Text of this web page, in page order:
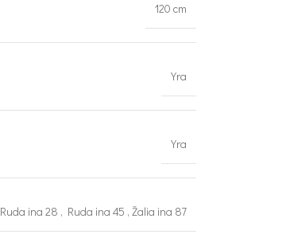
120 cm
Yra
Yra
Ruda ina 28 , Ruda ina 45 , Žalia ina 87